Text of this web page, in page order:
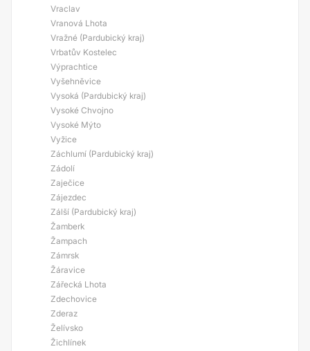
Vraclav
Vranová Lhota
Vražné (Pardubický kraj)
Vrbatův Kostelec
Výprachtice
Vyšehněvice
Vysoká (Pardubický kraj)
Vysoké Chvojno
Vysoké Mýto
Vyžice
Záchlumí (Pardubický kraj)
Zádolí
Zaječice
Zájezdec
Zálší (Pardubický kraj)
Žamberk
Žampach
Zámrsk
Žáravice
Zářecká Lhota
Zdechovice
Zderaz
Želívsko
Žichlínek